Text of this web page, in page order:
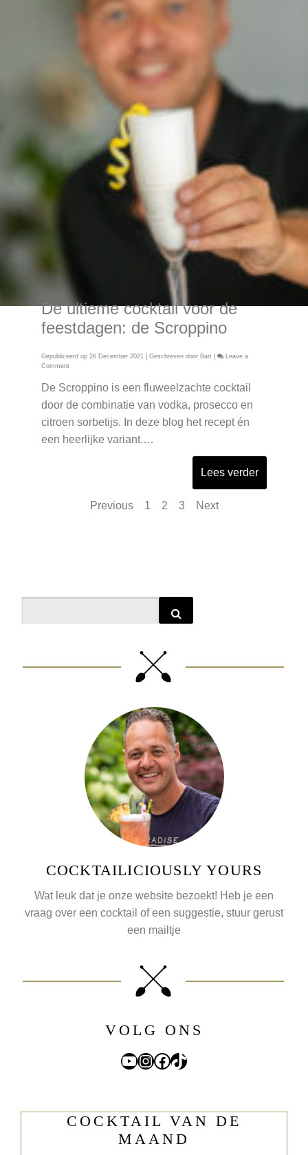
De ultieme cocktail voor de
feestdagen: de Scroppino
Gepubliceerd op 26 December 2021 | Geschreven door Bart
Leave a
Commenton
ultieme
cocktail
voor
feestdagen:
Scroppino
De Scroppino is een fluweelzachte cocktail
door de combinatie van vodka, prosecco en
citroen sorbetijs. In deze blog het recept én
een heerlijke variant.…
Lees verder
P
p
n
t
i
o
n
Previous 1 2 3 Next
COCKTAILICIOUSLY YOURS
Wat leuk dat je onze website bezoekt! Heb je een
vraag over een cocktail of een suggestie, stuur gerust
een mailtje
VOLG ONS
YouTube
Instagram
Facebook
TikTok
COCKTAIL VAN DE
MAAND